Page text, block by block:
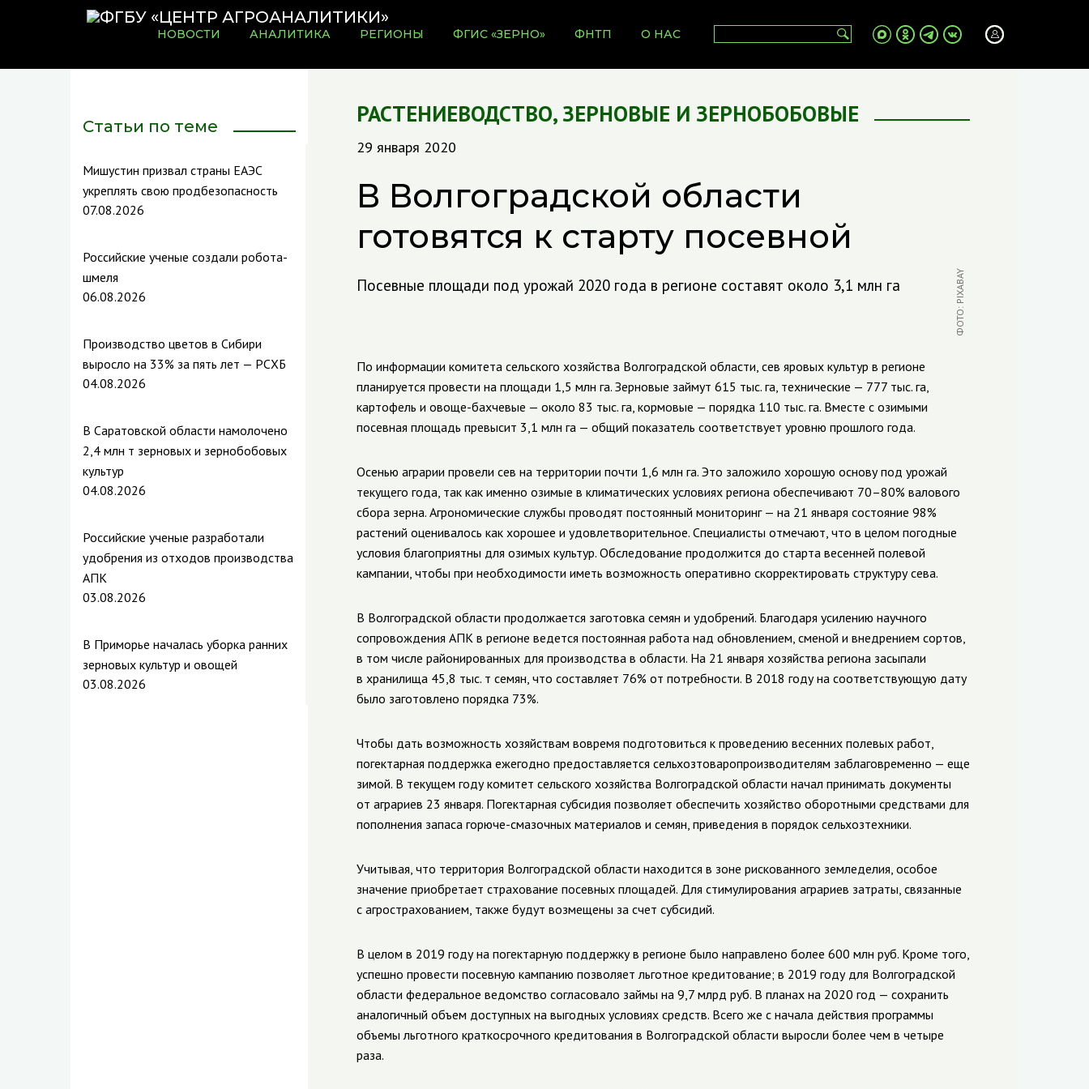
НОВОСТИ АНАЛИТИКА РЕГИОНЫ ФГИС «ЗЕРНО» ФНТП О НАС
Статьи по теме
Мишустин призвал страны ЕАЭС
укреплять свою продбезопасность
07.08.2026
Российские ученые создали робота-
шмеля
06.08.2026
Производство цветов в Сибири
выросло на 33% за пять лет — РСХБ
04.08.2026
В Саратовской области намолочено
2,4 млн т зерновых и зернобобовых
культур
04.08.2026
Российские ученые разработали
удобрения из отходов производства
АПК
03.08.2026
В Приморье началась уборка ранних
зерновых культур и овощей
03.08.2026
РАСТЕНИЕВОДСТВО, ЗЕРНОВЫЕ И ЗЕРНОБОБОВЫЕ
29 января 2020
В Волгоградской области
готовятся к старту посевной
Посевные площади под урожай 2020 года в регионе составят около 3,1 млн га ФОТО: PIXABAY
По информации комитета сельского хозяйства Волгоградской области, сев яровых культур в регионе
планируется провести на площади 1,5 млн га. Зерновые займут 615 тыс. га, технические — 777 тыс. га,
картофель и овоще-бахчевые — около 83 тыс. га, кормовые — порядка 110 тыс. га. Вместе с озимыми
посевная площадь превысит 3,1 млн га — общий показатель соответствует уровню прошлого года.
Осенью аграрии провели сев на территории почти 1,6 млн га. Это заложило хорошую основу под урожай
текущего года, так как именно озимые в климатических условиях региона обеспечивают 70–80% валового
сбора зерна. Агрономические службы проводят постоянный мониторинг — на 21 января состояние 98%
растений оценивалось как хорошее и удовлетворительное. Специалисты отмечают, что в целом погодные
условия благоприятны для озимых культур. Обследование продолжится до старта весенней полевой
кампании, чтобы при необходимости иметь возможность оперативно скорректировать структуру сева.
В Волгоградской области продолжается заготовка семян и удобрений. Благодаря усилению научного
сопровождения АПК в регионе ведется постоянная работа над обновлением, сменой и внедрением сортов,
в том числе районированных для производства в области. На 21 января хозяйства региона засыпали
в хранилища 45,8 тыс. т семян, что составляет 76% от потребности. В 2018 году на соответствующую дату
было заготовлено порядка 73%.
Чтобы дать возможность хозяйствам вовремя подготовиться к проведению весенних полевых работ,
погектарная поддержка ежегодно предоставляется сельхозтоваропроизводителям заблаговременно — еще
зимой. В текущем году комитет сельского хозяйства Волгоградской области начал принимать документы
от аграриев 23 января. Погектарная субсидия позволяет обеспечить хозяйство оборотными средствами для
пополнения запаса горюче-смазочных материалов и семян, приведения в порядок сельхозтехники.
Учитывая, что территория Волгоградской области находится в зоне рискованного земледелия, особое
значение приобретает страхование посевных площадей. Для стимулирования аграриев затраты, связанные
с агрострахованием, также будут возмещены за счет субсидий.
В целом в 2019 году на погектарную поддержку в регионе было направлено более 600 млн руб. Кроме того,
успешно провести посевную кампанию позволяет льготное кредитование; в 2019 году для Волгоградской
области федеральное ведомство согласовало займы на 9,7 млрд руб. В планах на 2020 год — сохранить
аналогичный объем доступных на выгодных условиях средств. Всего же с начала действия программы
объемы льготного краткосрочного кредитования в Волгоградской области выросли более чем в четыре
раза.